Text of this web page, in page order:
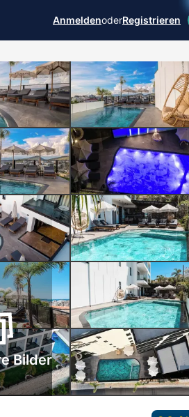
AnmeldenoderRegistrieren
Bilder